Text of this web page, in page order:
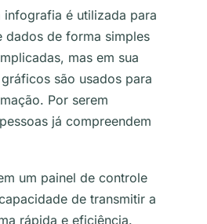
infografia é utilizada para
dados de forma simples
mas em sua
são usados para
Por serem
já compreendem
um painel de controle
de transmitir a
rápida e eficiência.